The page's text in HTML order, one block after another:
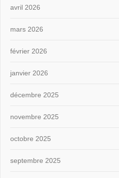
avril 2026
mars 2026
février 2026
janvier 2026
décembre 2025
novembre 2025
octobre 2025
septembre 2025